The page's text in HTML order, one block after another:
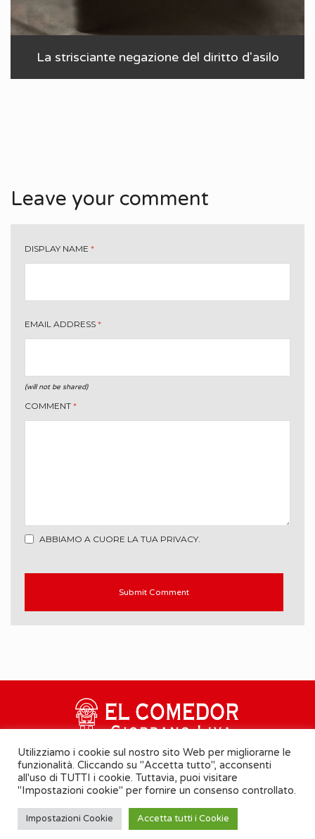
La strisciante negazione del diritto d'asilo
Leave your comment
DISPLAY NAME *
EMAIL ADDRESS *
(will not be shared)
COMMENT *
ABBIAMO A CUORE LA TUA PRIVACY.
Utilizziamo i cookie sul nostro sito Web per migliorarne le
funzionalità. Cliccando su "Accetta tutto", acconsenti
all'uso di TUTTI i cookie. Tuttavia, puoi visitare
"Impostazioni cookie" per fornire un consenso controllato.
Impostazioni Cookie Accetta tutti i Cookie